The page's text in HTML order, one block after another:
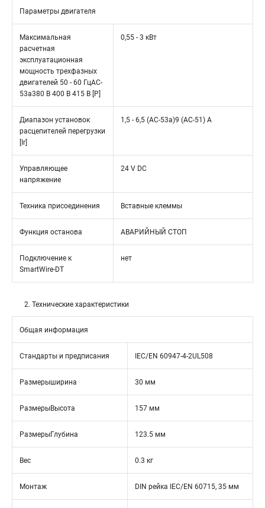
Параметры двигателя
Максимальная
расчетная
эксплуатационная
мощность трехфазных
двигателей 50 - 60 ГцAC-
53a380 В 400 В 415 В [P]
0,55 - 3 кВт
Диапазон установок
расцепителей перегрузки
[Ir]
1,5 - 6,5 (AC-53a)9 (AC-51) A
Управляющее
напряжение
24 V DC
Техника присоединения Вставные клеммы
Функция останова АВАРИЙНЫЙ СТОП
Подключение к
SmartWire-DT
нет
2. Технические характеристики
Общая информация
Стандарты и предписания IEC/EN 60947-4-2UL508
Размерыширина 30 мм
РазмерыВысота 157 мм
РазмерыГлубина 123.5 мм
Вес 0.3 кг
Монтаж DIN рейка IEC/EN 60715, 35 мм